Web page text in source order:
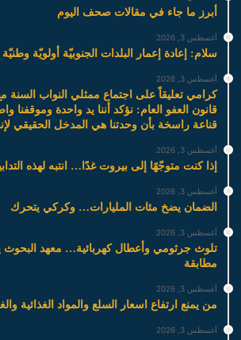
أبرز ما جاء في مقالات صحف اليوم
أغسطس 3, 2026
سلام: إعادة إعمار البلدات الجنوبيّة أولويّة وطنيّة
أغسطس 3, 2026
كرامي تعليقاً على اجتماع ممثلي النواب
قانون العفو العام: نؤكد أننا يد واحدة وموقفنا
قناعة راسخة بأن وحدتنا هي المدخل الحقيقي
أغسطس 3, 2026
إذا كنت متوجّهًا إلى بيروت غدًا… انتبه لهذه
أغسطس 3, 2026
الضمان يضخ مئات المليارات… وكركي يتحرك
أغسطس 3, 2026
تلوث جرثومي وأعطال كهربائية… معهد البحوث
مطابقة
أغسطس 3, 2026
من يمنع ارتفاع اسعار السلع والمواد الغذائية
أغسطس 3, 2026